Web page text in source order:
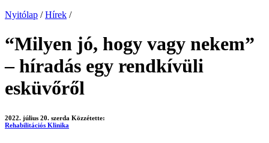
Nyitólap / Hírek /
“Milyen jó, hogy vagy nekem”
– híradás egy rendkívüli
esküvőről
2022. július 20. szerda Közzétette:
Rehabilitációs Klinika